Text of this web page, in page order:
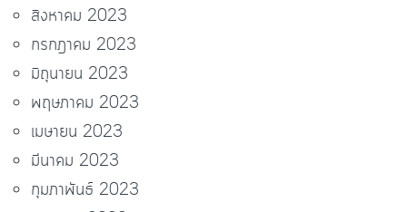
สิงหาคม 2023
กรกฎาคม 2023
มิถุนายน 2023
พฤษภาคม 2023
เมษายน 2023
มีนาคม 2023
กุมภาพันธ์ 2023